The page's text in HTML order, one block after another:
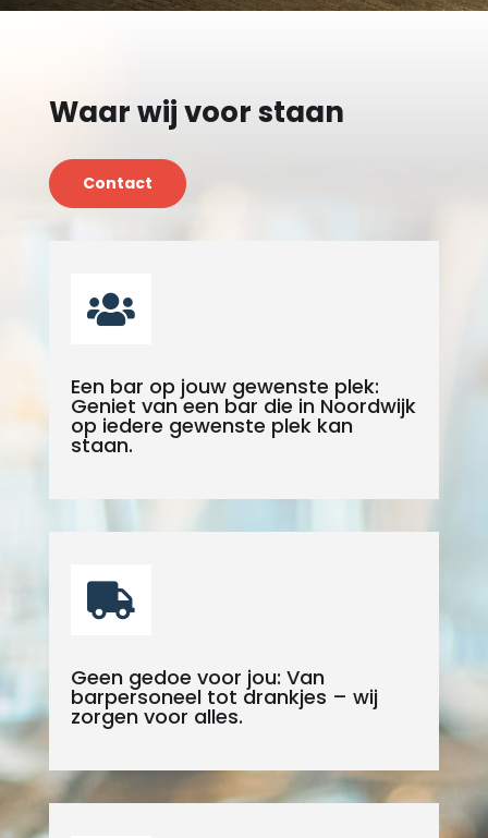
Waar wij voor staan
Contact

Een bar op jouw gewenste plek:
Geniet van een bar die in Noordwijk
op iedere gewenste plek kan
staan.

Geen gedoe voor jou: Van
barpersoneel tot drankjes – wij
zorgen voor alles.